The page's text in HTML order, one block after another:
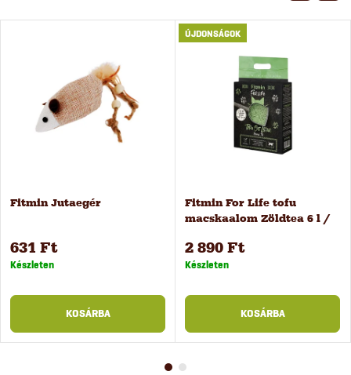
Fitmin Jutaegér
631 Ft
Készleten
KOSÁRBA
ÚJDONSÁGOK
Fitmin For Life tofu
macskaalom Zöldtea 6 l /
2 890 Ft
Készleten
KOSÁRBA